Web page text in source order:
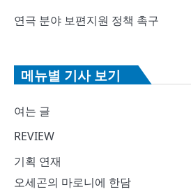
연극 분야 보편지원 정책 촉구
메뉴별 기사 보기
여는 글
REVIEW
기획 연재
오세곤의 마로니에 한담